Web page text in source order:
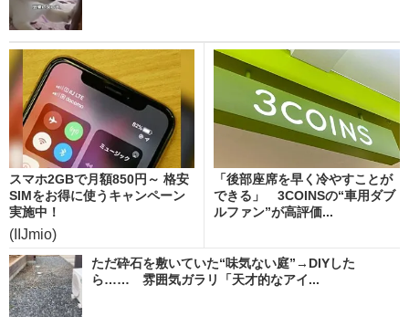
スマホ2GBで月額850円～ 格安
SIMをお得に使うキャンペーン
実施中！
(IIJmio)
「後部座席を早く冷やすことが
できる」 3COINSの“車用ダブ
ルファン”が高評価...
ただ砕石を敷いていた“味気ない庭”→DIYした
ら…… 雰囲気ガラリ「天才的なアイ...